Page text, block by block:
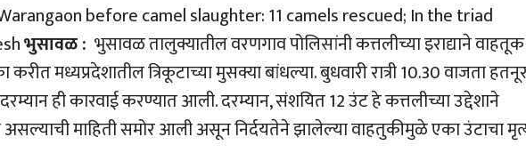
before camel slaughter: 11 camels rescued; In the triad
भुसावळ : भुसावळ तालुक्यातील वरणगाव पोलिसांनी कत्तलीच्या इराद्याने वाहतूक
मध्यप्रदेशातील त्रिकूटाच्या मुसक्या बांधल्या. बुधवारी रात्री 10.30 वाजता
ही कारवाई करण्यात आली. दरम्यान, संशयित 12 उंट हे कत्तलीच्या उद्देशाने
माहिती समोर आली असून निर्दयतेने झालेल्या वाहतुकीमुळे एका उंटाचा